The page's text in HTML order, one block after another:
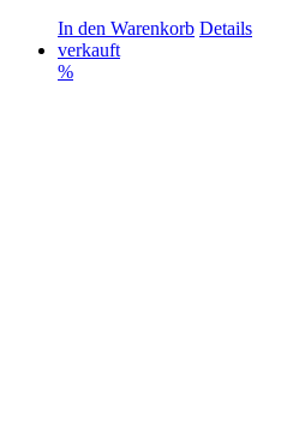
In den Warenkorb Details
verkauft
%